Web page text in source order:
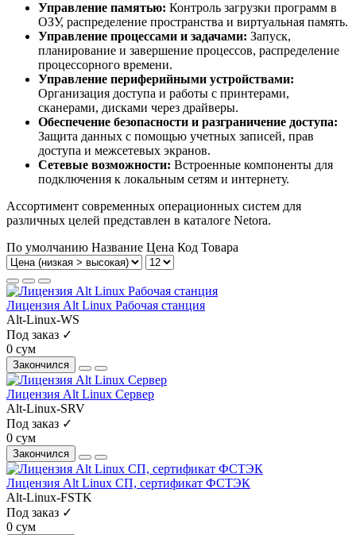
Управление памятью: Контроль загрузки программ в
ОЗУ, распределение пространства и виртуальная память.
Управление процессами и задачами: Запуск,
планирование и завершение процессов, распределение
процессорного времени.
Управление периферийными устройствами:
Организация доступа и работы с принтерами,
сканерами, дисками через драйверы.
Обеспечение безопасности и разграничение доступа:
Защита данных с помощью учетных записей, прав
доступа и межсетевых экранов.
Сетевые возможности: Встроенные компоненты для
подключения к локальным сетям и интернету.
Ассортимент современных операционных систем для
различных целей представлен в каталоге Netora.
По умолчанию Название Цена Код Товара
Лицензия Alt Linux Рабочая станция
Alt-Linux-WS
Под заказ ✓
0 сум
Закончился
Лицензия Alt Linux Сервер
Alt-Linux-SRV
Под заказ ✓
0 сум
Закончился
Лицензия Alt Linux СП, сертификат ФСТЭК
Alt-Linux-FSTK
Под заказ ✓
0 сум